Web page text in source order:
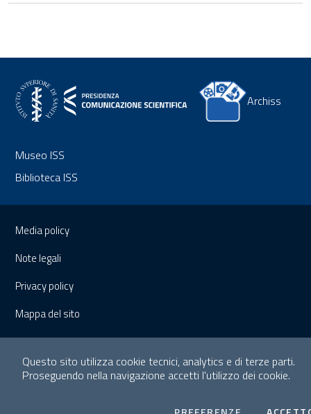
Archiss
Museo ISS
Biblioteca ISS
Media policy
Note legali
Privacy policy
Mappa del sito
Questo sito utilizza cookie tecnici, analytics e di terze parti.
Proseguendo nella navigazione accetti l'utilizzo dei cookie.
COOKIES